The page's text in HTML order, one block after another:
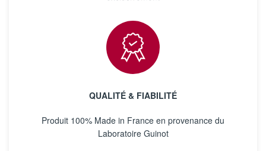
QUALITÉ & FIABILITÉ
Produit 100% Made in France en provenance du
Laboratoire Guinot